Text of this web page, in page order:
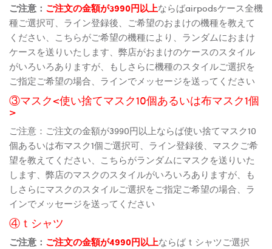
ご注意： ご注文の金額が3990円以上ならばairpodsケース全機
種ご選択可、ライン登録後、ご希望のおまけの機種を教えて
ください、こちらがご希望の機種により、ランダムにおまけ
ケースを送りいたします、弊店がおまけのケースのスタイル
がいろいろありますが、もしさらに機種のスタイルご選択を
ご指定ご希望の場合、ラインでメッセージを送ってください
③マスク<使い捨てマスク10個あるいは布マスク1個
>
ご注意：ご注文の金額が3990円以上ならば使い捨てマスク10
個あるいは布マスク1個ご選択可、ライン登録後、マスクご希
望を教えてください、こちらがランダムにマスクを送りいた
します、弊店のマスクのスタイルがいろいろありますが、も
しさらにマスクのスタイルご選択をご指定ご希望の場合、ラ
インでメッセージを送ってください
④ｔシャツ
ご注意： ご注文の金額が4990円以上ならばｔシャツご選択